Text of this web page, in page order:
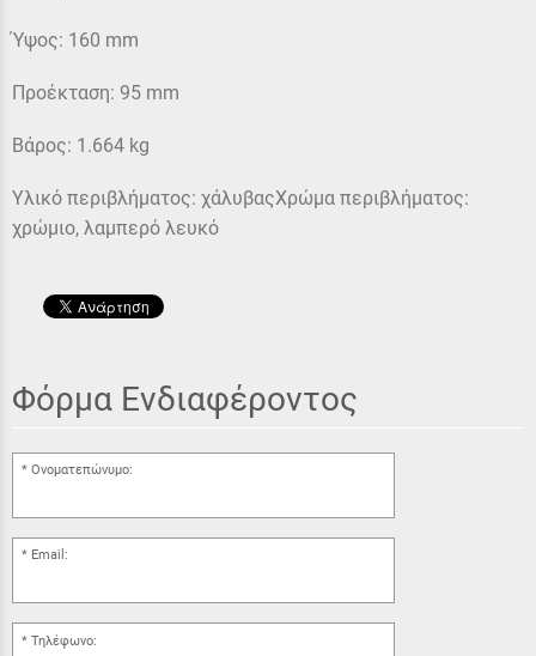
Ύψος: 160 mm
Προέκταση: 95 mm
Βάρος: 1.664 kg
Υλικό περιβλήματος: χάλυβαςΧρώμα περιβλήματος:
χρώμιο, λαμπερό λευκό
Φόρμα Ενδιαφέροντος
Ονοματεπώνυμο:
Email:
Τηλέφωνο: